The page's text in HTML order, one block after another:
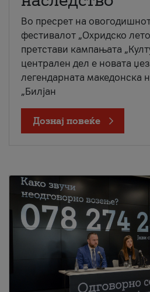
Во пресрет на
фестивалот „Охридско
претстави кампањата
централен дел е новата
легендарната македонска
„Билјан
Дознај повеќе